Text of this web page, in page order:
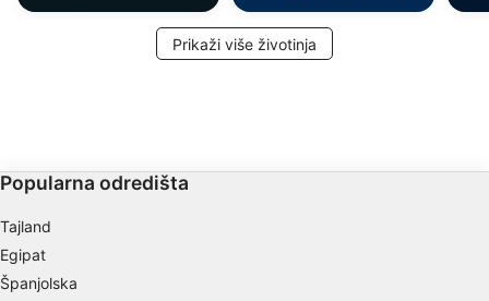
Prikaži više životinja
Popularna odredišta
Tajland
Egipat
Španjolska